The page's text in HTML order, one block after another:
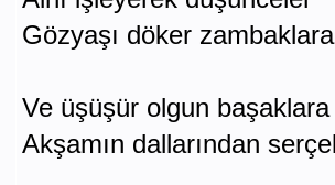
Gözyaşı döker zambaklara
Ve üşüşür olgun başaklara
Akşamın dallarından